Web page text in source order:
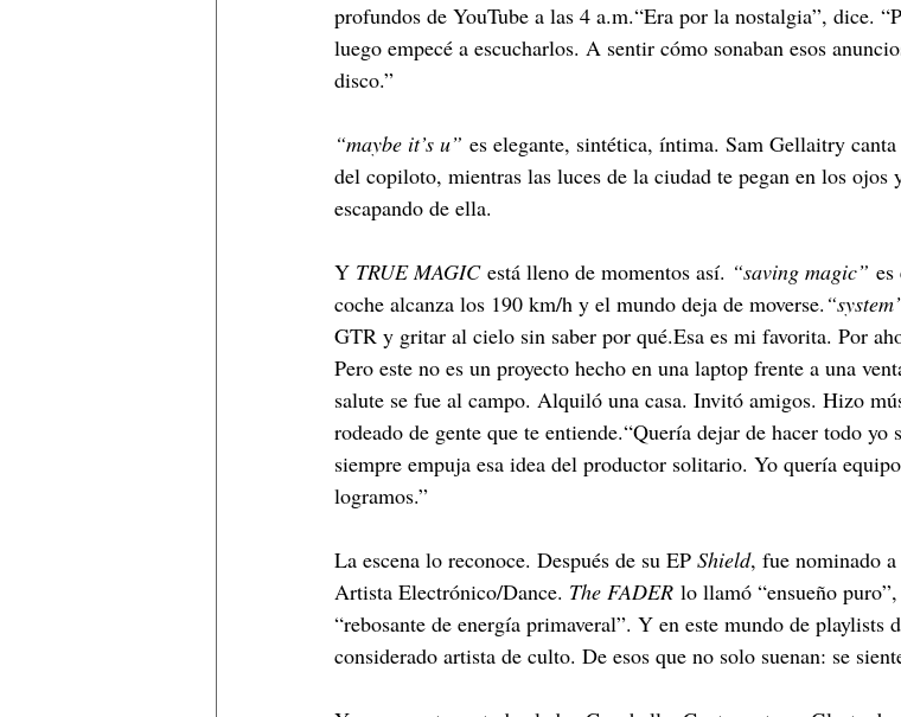
profundos de YouTube a las 4 a.m.“Era por la nostalgia”, dice.
luego empecé a escucharlos. A sentir cómo sonaban esos
disco.”
“maybe it’s u” es elegante, sintética, íntima. Sam Gellaitry
del copiloto, mientras las luces de la ciudad te pegan en los ojos
escapando de ella.
Y TRUE MAGIC está lleno de momentos así. “saving magic”
coche alcanza los 190 km/h y el mundo deja de moverse.
GTR y gritar al cielo sin saber por qué.Esa es mi favorita. Por
Pero este no es un proyecto hecho en una laptop frente a una
salute se fue al campo. Alquiló una casa. Invitó amigos. Hizo
rodeado de gente que te entiende.“Quería dejar de hacer todo yo
siempre empuja esa idea del productor solitario. Yo quería
logramos.”
La escena lo reconoce. Después de su EP Shield, fue nominado
Artista Electrónico/Dance. The FADER lo llamó “ensueño puro”,
“rebosante de energía primaveral”. Y en este mundo de playlists
considerado artista de culto. De esos que no solo suenan: se